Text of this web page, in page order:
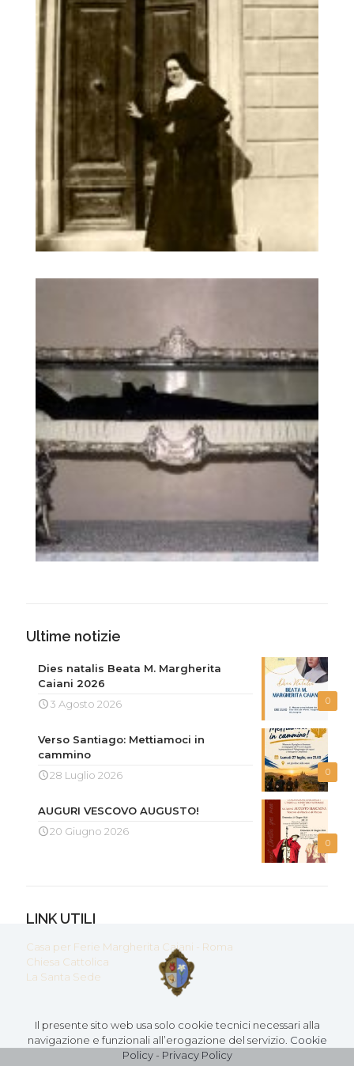
Ultime notizie
0
Dies natalis Beata M. Margherita
Caiani 2026
3 Agosto 2026
0
Verso Santiago: Mettiamoci in
cammino
28 Luglio 2026
0
AUGURI VESCOVO AUGUSTO!
20 Giugno 2026
LINK UTILI
Casa per Ferie Margherita Caiani - Roma
Chiesa Cattolica
La Santa Sede
Il presente sito web usa solo cookie tecnici necessari alla
navigazione e funzionali all’erogazione del servizio. Cookie
Policy- Privacy Policy